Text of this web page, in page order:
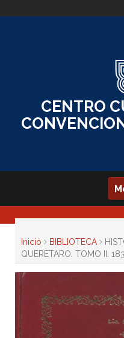
to
CENTRO
Inicio BIBLIOTECA
QUERETARO. TOMO II.